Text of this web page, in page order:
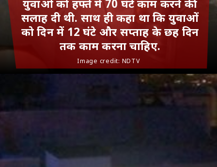
Image credit: NDTV
युवाओं को हफ्ते में 70 घंटे काम करने की
सलाह दी थी. साथ ही कहा था कि युवाओं
को दिन में 12 घंटे और सप्‍ताह के छह दिन
तक काम करना चाहिए.